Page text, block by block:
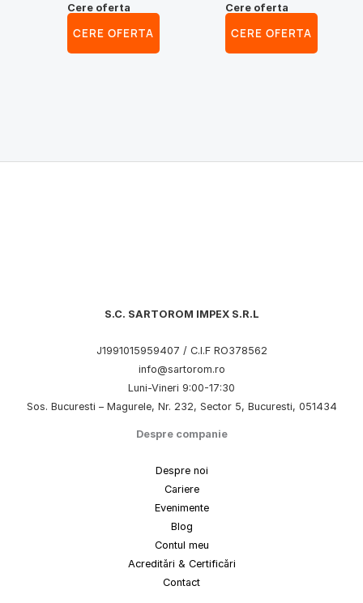
Cere oferta
CERE OFERTA
Cere oferta
CERE OFERTA
S.C. SARTOROM IMPEX S.R.L
J1991015959407 / C.I.F RO378562
info@sartorom.ro
Luni-Vineri 9:00-17:30
Sos. Bucuresti – Magurele, Nr. 232, Sector 5, Bucuresti, 051434
Despre companie
Despre noi
Cariere
Evenimente
Blog
Contul meu
Acreditări & Certificări
Contact